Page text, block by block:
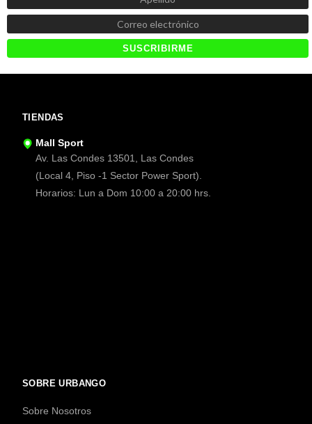
TIENDAS
Mall Sport
Av. Las Condes 13501, Las Condes
(Local 4, Piso -1 Sector Power Sport).
Horarios: Lun a Dom 10:00 a 20:00 hrs.
SOBRE URBANGO
Sobre Nosotros